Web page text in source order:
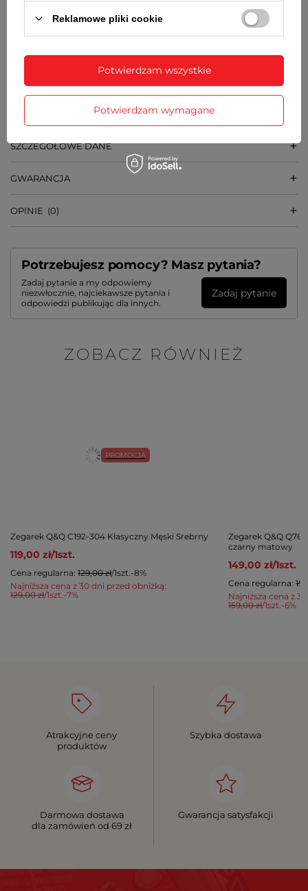
8,5 mm
SZEROKOŚĆ PASKA PRZY KOPERCIE
16 mm
WAGA
SZCZEGÓŁOWE DANE
GWARANCJA
OPINIE (0)
Potrzebujesz pomocy? Masz pytania?
Zadaj pytanie a my odpowiemy
niezwłocznie, najciekawsze pytania i
odpowiedzi publikując dla innych.
Zadaj pytanie
ZOBACZ RÓWNIEŻ
PROMOCJA
Zegarek Q&Q C192-304 Klasyczny Męski Srebrny
119,00 zł/1szt.
Najniższa cena z 30 dni przed obniżką:
129,00 zł/1szt.-7%
Cena regularna: 129,00 zł/1szt.-8%
Zegarek Q&Q
czarny matowy
149,00 zł/1szt.
Najniższa cena z
159,00 zł/1szt.-6%
Cena regularna:
Atrakcyjne ceny
produktów
Szybka dostawa
Darmowa dostawa
dla zamówień od 69 zł
Gwarancja satysfakcji
Reklamowe pliki cookie
Potwierdzam wymagane
Potwierdzam wszystkie